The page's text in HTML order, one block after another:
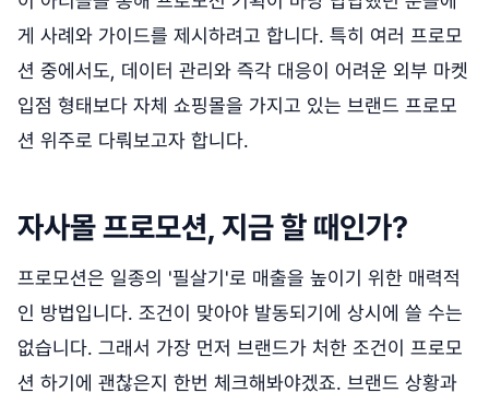
게 사례와 가이드를 제시하려고 합니다. 특히 여러 프로모
션 중에서도, 데이터 관리와 즉각 대응이 어려운 외부 마켓
입점 형태보다 자체 쇼핑몰을 가지고 있는 브랜드 프로모
션 위주로 다뤄보고자 합니다.
자사몰 프로모션, 지금 할 때인가?
프로모션은 일종의 '필살기'로 매출을 높이기 위한 매력적
인 방법입니다. 조건이 맞아야 발동되기에 상시에 쓸 수는
없습니다. 그래서 가장 먼저 브랜드가 처한 조건이 프로모
션 하기에 괜찮은지 한번 체크해봐야겠죠. 브랜드 상황과